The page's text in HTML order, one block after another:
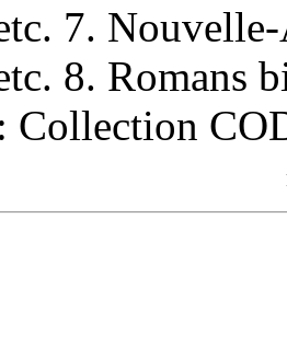
7.
8. Romans
Collection